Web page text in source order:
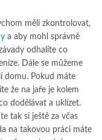
měli zkontrolovat,
a aby mohl správně
odhalíte co
Dále se můžeme
domu. Pokud máte
že na jaře je kolem
dodělávat a uklízet.
tak si ještě za včas
na takovou práci máte